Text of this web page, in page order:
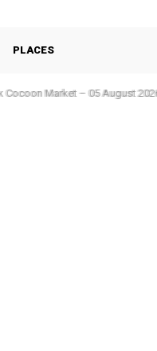
PLACES
Market – 05 August 2026